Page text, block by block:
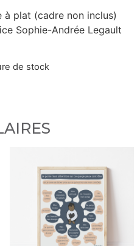
plat (cadre non inclus)
Sophie-Andrée Legault
de stock